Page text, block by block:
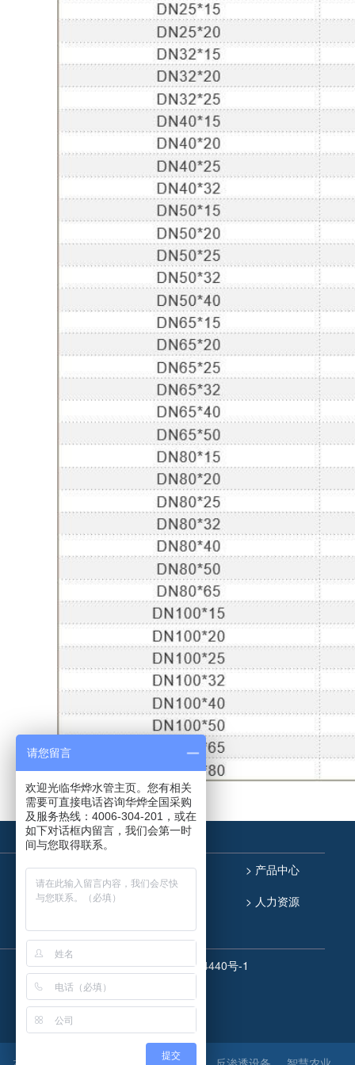
> 网站首页 > 关于华烨
> 产品中心
> 华烨新闻
> 人力资源
> 联系我们
版权所有鲁ICP备13004440号-1
请您留言
欢迎光临华烨水管主页。您有相关
需要可直接电话咨询华烨全国采购
及服务热线：4006-304-201，或在
如下对话框内留言，我们会第一时
间与您取得联系。
提交